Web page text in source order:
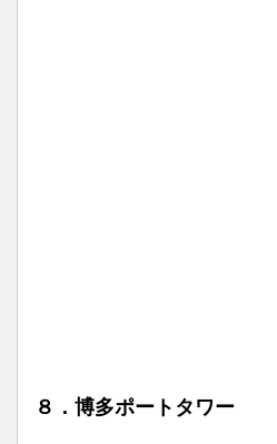
８．博多ポートタワー